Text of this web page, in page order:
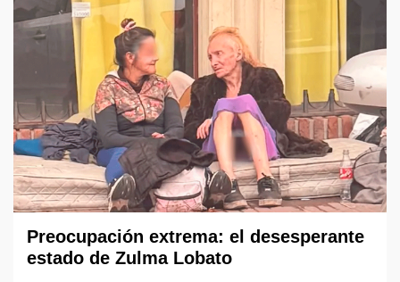
Preocupación extrema: el desesperante
estado de Zulma Lobato